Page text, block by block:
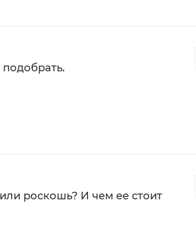
роскошь? И чем ее стоит